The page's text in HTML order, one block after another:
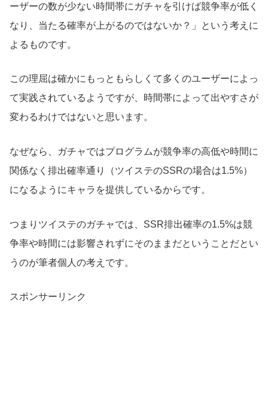
ーザーの数が少ない時間帯にガチャを引けば競争率が低く
なり、当たる確率が上がるのではないか？」という考えに
よるものです。
この理屈は確かにもっともらしくて多くのユーザーによっ
て実践されているようですが、時間帯によって出やすさが
変わるわけではないと思います。
なぜなら、ガチャではプログラムが競争率の高低や時間に
関係なく排出確率通り（ツイステのSSRの場合は1.5%）
になるようにキャラを提供しているからです。
つまりツイステのガチャでは、SSR排出確率の1.5%は競
争率や時間には影響されずにそのままだということだとい
うのが筆者個人の考えです。
スポンサーリンク